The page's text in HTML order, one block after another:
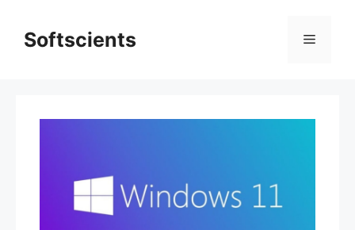
contentSoftscients Menu